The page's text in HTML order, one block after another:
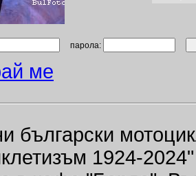
парола:
ме
български
1924-